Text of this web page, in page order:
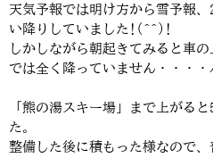
天気予報では明け方から雪予報
い降りしていました!(^^)!
しかしながら朝起きてみると車
では全く降っていません・・・・
「熊の湯スキー場」まで上がる
た。
整備した後に積もった様なので